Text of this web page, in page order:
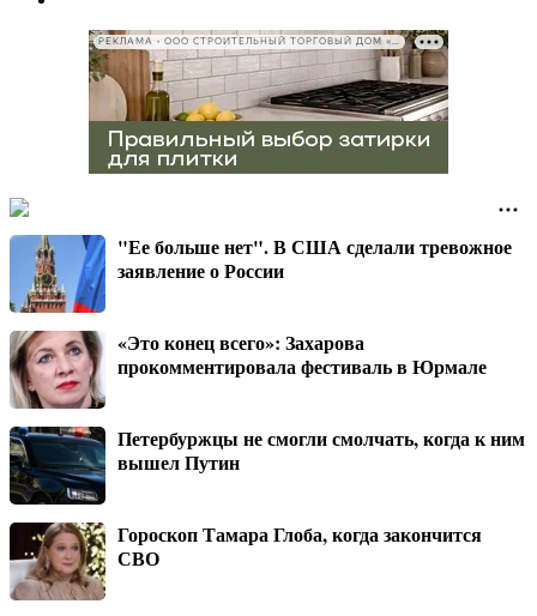
РЕКЛАМА • ООО СТРОИТЕЛЬНЫЙ ТОРГОВЫЙ ДОМ «ПЕТРОВИЧ», ИНН 7802348846
"Ее больше нет". В США сделали тревожное
заявление о России
«Это конец всего»: Захарова
прокомментировала фестиваль в Юрмале
Петербуржцы не смогли смолчать, когда к ним
вышел Путин
Гороскоп Тамара Глоба, когда закончится
СВО